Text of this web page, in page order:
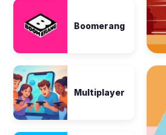
Boomerang
Multiplayer